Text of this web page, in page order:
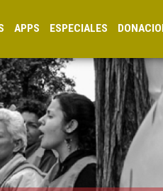
APPS ESPECIALES